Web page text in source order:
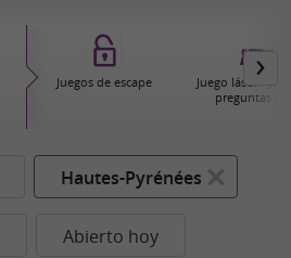
Juegos de escape
Juego láser /
preguntas /
Hautes-Pyrénées
Abierto hoy